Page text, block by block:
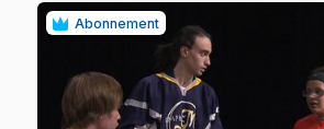
Abonnement